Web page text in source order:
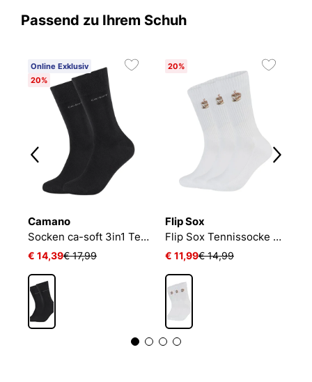
Passend zu Ihrem Schuh
Online Exklusiv
20%
Camano
Socken ca-soft 3in1 Tencel Wolle Bambus
€ 14,39€ 17,99
20%
Flip Sox
Flip Sox Tennissocke mit Motiv Flip Sox Tennissocke mit Motiv
€ 11,99€ 14,99